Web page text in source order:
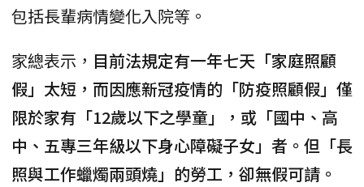
包括長輩病情變化入院等。
家總表示， 目前法規定有一年七天「家庭照顧
假」太短，而因應新冠疫情的「防疫照顧假」僅
限於家有「12歲以下之學童」，或「國中、高
中、五專三年級以下身心障礙子女」者。但「長
照與工作蠟燭兩頭燒」的勞工，卻無假可請。